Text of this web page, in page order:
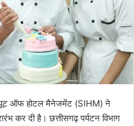
ऑफ होटल मैनेजमेंट (SIHM) ने
कर दी है। छत्तीसगढ़ पर्यटन विभाग